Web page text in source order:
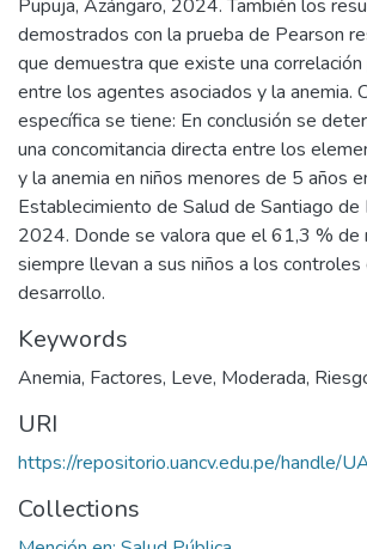
Pupuja, Azángaro, 2024. También los
demostrados con la prueba de Pearson
que demuestra que existe una
entre los agentes asociados y la anemia.
específica se tiene: En conclusión se
una concomitancia directa entre los
y la anemia en niños menores de 5 años
Establecimiento de Salud de Santiago de
2024. Donde se valora que el 61,3 % de
siempre llevan a sus niños a los
desarrollo.
Keywords
Anemia, Factores, Leve, Moderada,
URI
https://repositorio.uancv.edu.pe/handle/
Collections